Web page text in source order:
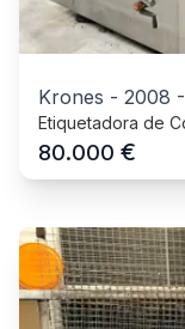
Krones - 2008 -
Etiquetadora de
80.000 €